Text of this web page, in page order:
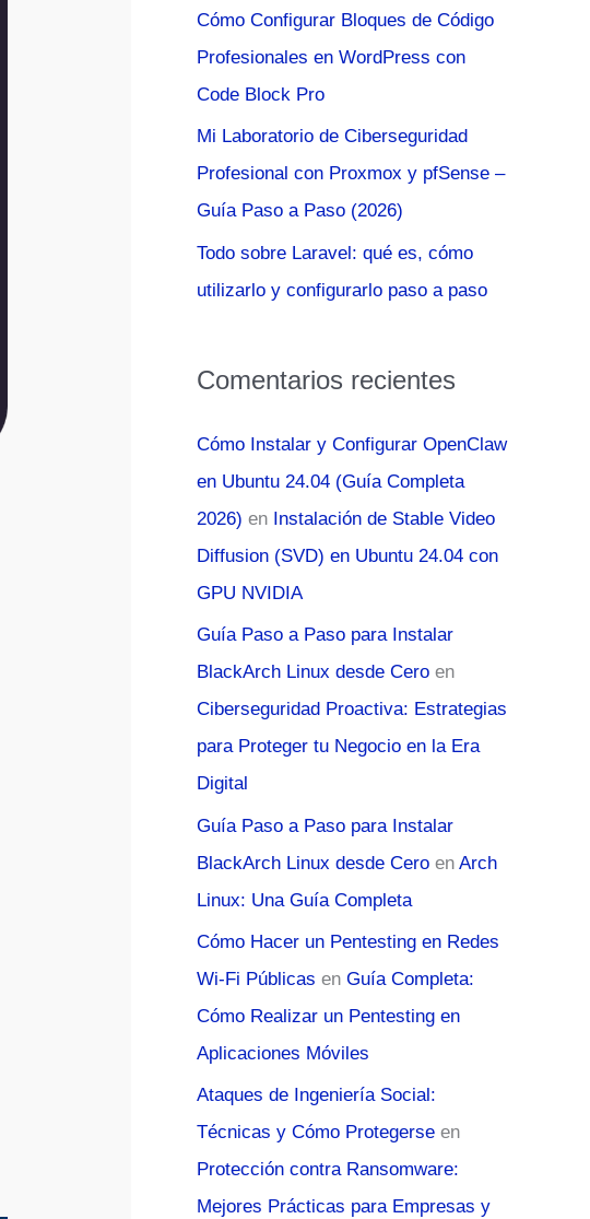
:
Cómo Configurar Bloques de Código
Profesionales en WordPress con
Code Block Pro
Mi Laboratorio de Ciberseguridad
Profesional con Proxmox y pfSense –
Guía Paso a Paso (2026)
Todo sobre Laravel: qué es, cómo
utilizarlo y configurarlo paso a paso
Comentarios recientes
Cómo Instalar y Configurar OpenClaw
en Ubuntu 24.04 (Guía Completa
2026) en Instalación de Stable Video
Diffusion (SVD) en Ubuntu 24.04 con
GPU NVIDIA
Guía Paso a Paso para Instalar
BlackArch Linux desde Cero en
Ciberseguridad Proactiva: Estrategias
para Proteger tu Negocio en la Era
Digital
Guía Paso a Paso para Instalar
BlackArch Linux desde Cero en Arch
Linux: Una Guía Completa
Cómo Hacer un Pentesting en Redes
Wi-Fi Públicas en Guía Completa:
Cómo Realizar un Pentesting en
Aplicaciones Móviles
Ataques de Ingeniería Social:
Técnicas y Cómo Protegerse en
Protección contra Ransomware:
Mejores Prácticas para Empresas y